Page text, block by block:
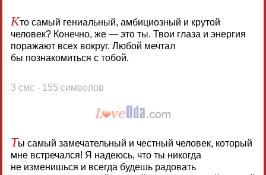
Кто самый гениальный, амбициозный и крутой
человек? Конечно, же — это ты. Твои глаза и энергия
поражают всех вокруг. Любой мечтал
бы познакомиться с тобой.
3 смс - 155 символов
Ты самый замечательный и честный человек, который
мне встречался! Я надеюсь, что ты никогда
не изменишься и всегда будешь радовать